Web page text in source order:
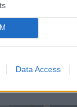
Data Access
Ενέργεια και
αναδεικνύει τη
ενεργειακών
των ΗΕ
και των
και οικονομία